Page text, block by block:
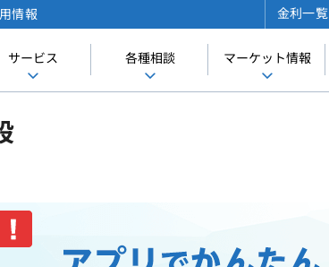
サービス 各種相談 マーケット情報
情報 金利一覧